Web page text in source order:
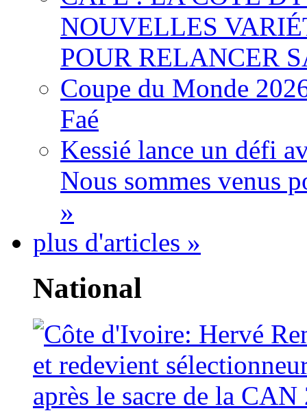
NOUVELLES
POUR RELANCER
Coupe du Monde
Faé
Kessié lance un défi
Nous sommes venus
»
plus d'articles »
National